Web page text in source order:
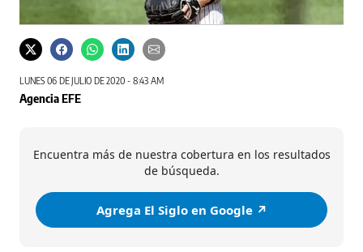
LUNES 06 DE JULIO DE 2020 - 8:43 AM
Agencia EFE
Encuentra más de nuestra cobertura en los resultados
de búsqueda.
Agrega El Siglo en Google ↗️